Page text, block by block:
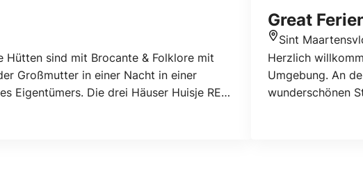
sind mit Brocante & Folklore mit
Großmutter in einer Nacht in einer
Eigentümers. Die drei Häuser Huisje RED,
Great
Standort
Sint
Herzlich
Umgebung. An
wunderschönen